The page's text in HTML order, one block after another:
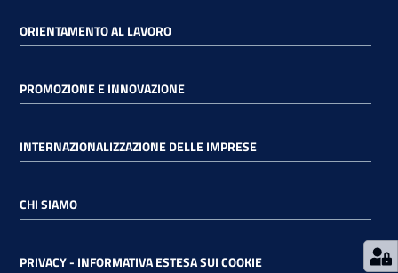
Seguici
su
ORIENTAMENTO AL LAVORO
PROMOZIONE E INNOVAZIONE
INTERNAZIONALIZZAZIONE DELLE IMPRESE
CHI SIAMO
PRIVACY - INFORMATIVA ESTESA SUI COOKIE